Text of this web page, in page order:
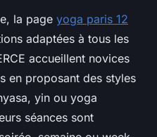
la page yoga paris 12
adaptées à tous les
accueillent novices
en proposant des styles
yin ou yoga
séances sont